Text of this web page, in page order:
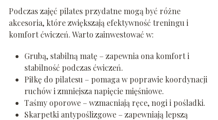
Podczas zajęć pilates przydatne mogą być różne
akcesoria, które zwiększają efektywność treningu i
komfort ćwiczeń. Warto zainwestować w:
Grubą, stabilną matę – zapewnia ona komfort i
stabilność podczas ćwiczeń.
Piłkę do pilatesu – pomaga w poprawie koordynacji
ruchów i zmniejsza napięcie mięśniowe.
Taśmy oporowe – wzmacniają ręce, nogi i pośladki.
Skarpetki antypoślizgowe – zapewniają lepszą